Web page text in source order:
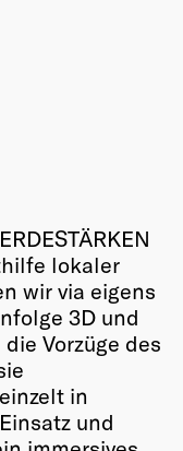
lokaler
wir via eigens
3D und
Vorzüge des
in
und